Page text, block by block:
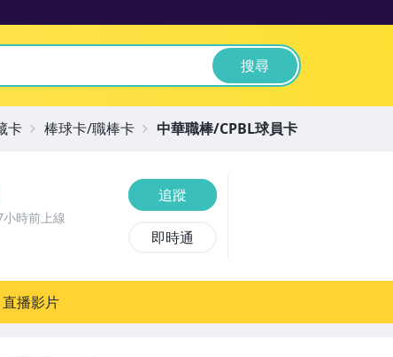
搜尋
小時前上線
追蹤
即時通
直播影片
卡 棒球卡/職棒卡 中華職棒/CPBL球員卡